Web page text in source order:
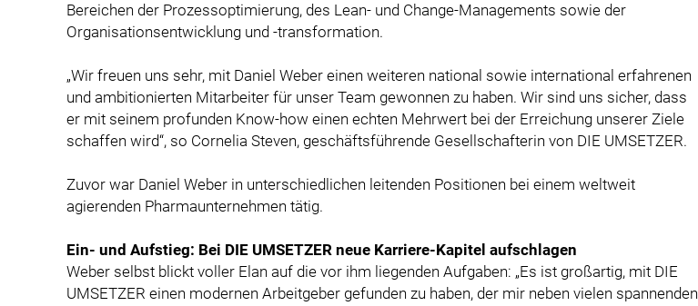
Bereichen der Prozessoptimierung, des Lean- und Change-Managements sowie der
Organisationsentwicklung und -transformation.
„Wir freuen uns sehr, mit Daniel Weber einen weiteren national sowie international erfahrenen
und ambitionierten Mitarbeiter für unser Team gewonnen zu haben. Wir sind uns sicher, dass
er mit seinem profunden Know-how einen echten Mehrwert bei der Erreichung unserer Ziele
schaffen wird“, so Cornelia Steven, geschäftsführende Gesellschafterin von DIE UMSETZER.
Zuvor war Daniel Weber in unterschiedlichen leitenden Positionen bei einem weltweit
agierenden Pharmaunternehmen tätig.
Ein- und Aufstieg: Bei DIE UMSETZER neue Karriere-Kapitel aufschlagen
Weber selbst blickt voller Elan auf die vor ihm liegenden Aufgaben: „Es ist großartig, mit DIE
UMSETZER einen modernen Arbeitgeber gefunden zu haben, der mir neben vielen spannenden